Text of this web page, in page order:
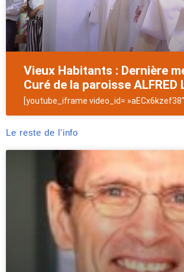
Vieux Habitants : Dernière
Curé de la paroisse ALFRED
[youtube_iframe video_id=
Le reste de l'info